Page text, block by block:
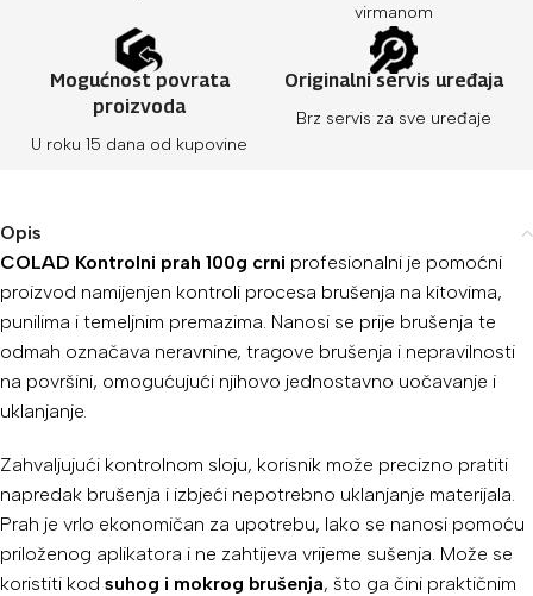
virmanom
Mogućnost povrata
proizvoda
U roku 15 dana od kupovine
Originalni servis uređaja
Brz servis za sve uređaje
Opis
COLAD Kontrolni prah 100g crni profesionalni je pomoćni
proizvod namijenjen kontroli procesa brušenja na kitovima,
punilima i temeljnim premazima. Nanosi se prije brušenja te
odmah označava neravnine, tragove brušenja i nepravilnosti
na površini, omogućujući njihovo jednostavno uočavanje i
uklanjanje.
Zahvaljujući kontrolnom sloju, korisnik može precizno pratiti
napredak brušenja i izbjeći nepotrebno uklanjanje materijala.
Prah je vrlo ekonomičan za upotrebu, lako se nanosi pomoću
priloženog aplikatora i ne zahtijeva vrijeme sušenja. Može se
koristiti kod suhog i mokrog brušenja, što ga čini praktičnim